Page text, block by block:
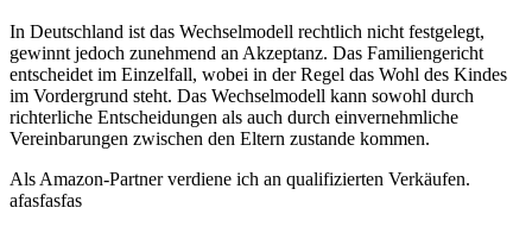
In Deutschland ist das Wechselmodell rechtlich nicht festgelegt,
gewinnt jedoch zunehmend an Akzeptanz. Das Familiengericht
entscheidet im Einzelfall, wobei in der Regel das Wohl des Kindes
im Vordergrund steht. Das Wechselmodell kann sowohl durch
richterliche Entscheidungen als auch durch einvernehmliche
Vereinbarungen zwischen den Eltern zustande kommen.
Als Amazon-Partner verdiene ich an qualifizierten Verkäufen.
afasfasfas